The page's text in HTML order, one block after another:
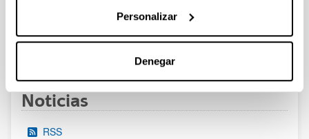
Personalizar
Denegar
PáginaPágina
Noticias
RSS